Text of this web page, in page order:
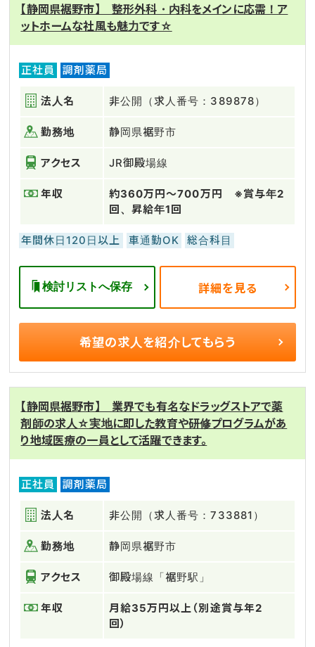
【静岡県裾野市】 整形外科・内科をメインに応需！ア
ットホームな社風も魅力です☆
正社員 調剤薬局
法人名 非公開（求人番号：389878）
勤務地 静岡県裾野市
アクセス JR御殿場線
年収
約360万円～700万円 ※賞与年2
回、昇給年1回
年間休日120日以上 車通勤OK 総合科目
検討リストへ保存 詳細を見る
希望の求人を紹介してもらう
【静岡県裾野市】 業界でも有名なドラッグストアで薬
剤師の求人☆実地に即した教育や研修プログラムがあ
り地域医療の一員として活躍できます。
正社員 調剤薬局
法人名 非公開（求人番号：733881）
勤務地 静岡県裾野市
アクセス 御殿場線「裾野駅」
年収
月給35万円以上（別途賞与年2
回）